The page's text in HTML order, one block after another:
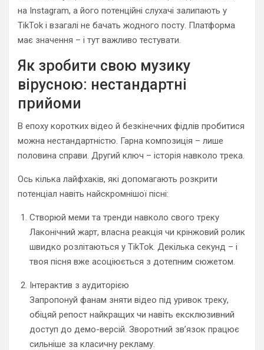
на Instagram, а його потенційні слухачі залипають у
TikTok і взагалі не бачать жодного посту. Платформа
має значення – і тут важливо тестувати.
Як зробити свою музику
вірусною: нестандартні
прийоми
В епоху коротких відео й безкінечних фідлів пробитися
можна нестандартністю. Гарна композиція – лише
половина справи. Другий ключ – історія навколо трека.
Ось кілька лайфхаків, які допомагають розкрити
потенціал навіть найскромнішої пісні:
Створюй меми та тренди навколо свого треку
Лаконічний жарт, власна реакція чи крінжовий ролик
швидко розлітаються у TikTok. Декілька секунд – і
твоя пісня вже асоціюється з дотепним сюжетом.
Інтерактив з аудиторією
Запропонуй фанам зняти відео під уривок треку,
обіцяй репост найкращих чи навіть ексклюзивний
доступ до демо-версій. Зворотний зв’язок працює
сильніше за класичну рекламу.